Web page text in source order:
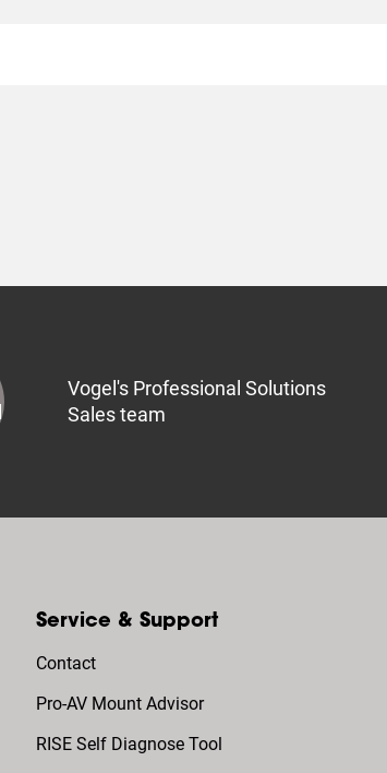
Vogel's Professional Solutions
Sales team
Service & Support
Contact
Pro-AV Mount Advisor
RISE Self Diagnose Tool